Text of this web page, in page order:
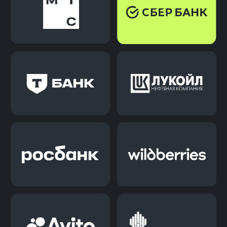
трудоустройства